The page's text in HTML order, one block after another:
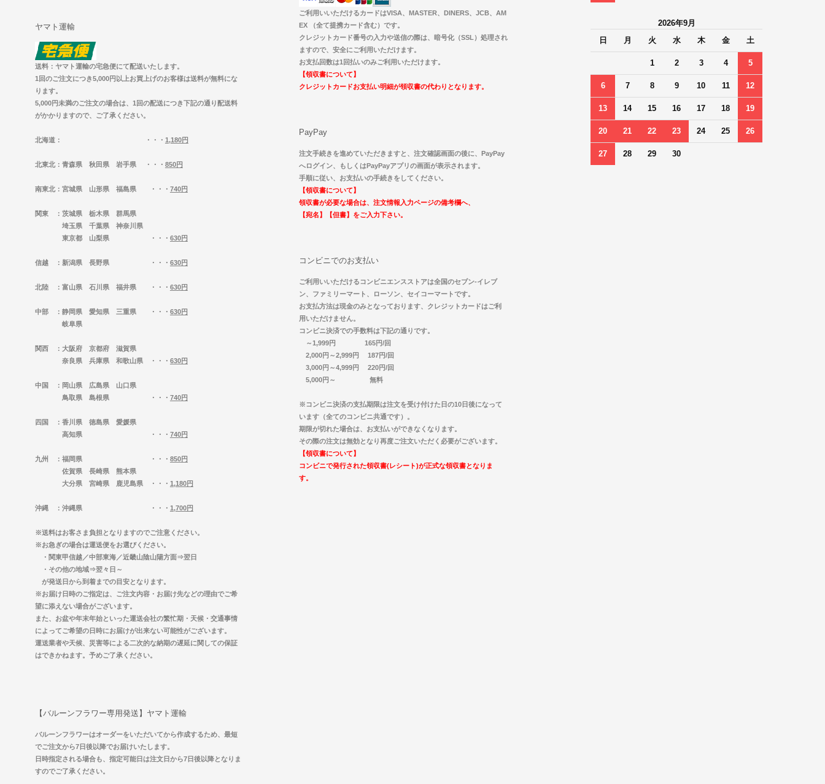
ヤマト運輸
送料：ヤマト運輸の宅急便にて配送いたします。
1回のご注文につき5,000円以上お買上げのお客様は送料が無料にな
ります。
5,000円未満のご注文の場合は、1回の配送につき下記の通り配送料
がかかりますので、ご了承ください。
北海道： ・・・ 1,180円
北東北：青森県 秋田県 岩手県 ・・・ 850円
南東北：宮城県 山形県 福島県 ・・・ 740円
関東：茨城県 栃木県 群馬県
埼玉県 千葉県 神奈川県
東京都 山梨県 ・・・ 630円
信越：新潟県 長野県 ・・・ 630円
北陸：富山県 石川県 福井県 ・・・ 630円
中部：静岡県 愛知県 三重県 ・・・ 630円
岐阜県
関西：大阪府 京都府 滋賀県
奈良県 兵庫県 和歌山県 ・・・ 630円
中国
：岡山県 広島県 山口県
鳥取県 島根県 ・・・ 740円
四国
：香川県 徳島県 愛媛県
高知県 ・・・ 740円
九州 ：福岡県 ・・・ 850円
佐賀県 長崎県 熊本県
大分県 宮崎県 鹿児島県 ・・・ 1,180円
沖縄：沖縄県 ・・・ 1,700円
※送料はお客さま負担となりますのでご注意ください。
※お急ぎの場合は運送便をお選びください。
・関東甲信越／中部東海／近畿山陰山陽方面⇒翌日
・その他の地域⇒翌々日～
が発送日から到着までの目安となります。
※お届け日時のご指定は、ご注文内容・お届け先などの理由でご希
望に添えない場合がございます。
また、お盆や年末年始といった運送会社の繁忙期・天候・交通事情
によってご希望の日時にお届けが出来ない可能性がございます。
運送業者や天候、災害等による二次的な納期の遅延に関しての保証
はできかねます。予めご了承ください。
【バルーンフラワー専用発送】ヤマト運輸
バルーンフラワーはオーダーをいただいてから作成するため、最短
でご注文から7日後以降でお届けいたします。
日時指定される場合も、指定可能日は注文日から7日後以降となりま
すのでご了承ください。
ご利用いいただけるカードはVISA、MASTER、DINERS、JCB、AM
EX （全て提携カード含む）です。
クレジットカード番号の入力や送信の際は、暗号化（SSL）処理され
ますので、安全にご利用いただけます。
お支払回数は1回払いのみご利用いただけます。
【領収書について】
クレジットカードお支払い明細が領収書の代わりとなります。
PayPay
注文手続きを進めていただきますと、注文確認画面の後に、PayPay
へログイン、もしくはPayPayアプリの画面が表示されます。
手順に従い、お支払いの手続きをしてください。
【領収書について】
領収書が必要な場合は、注文情報入力ページの備考欄へ、
【宛名】【但書】をご入力下さい。
コンビニでのお支払い
ご利用いいただけるコンビニエンスストアは全国のセブン-イレブ
ン、ファミリーマート、ローソン、セイコーマートです。
お支払方法は現金のみとなっております、クレジットカードはご利
用いただけません。
コンビニ決済での手数料は下記の通りです。
～1,999円 165円/回
2,000円～2,999円 187円/回
3,000円～4,999円 220円/回
5,000円～ 無料
※コンビニ決済の支払期限は注文を受け付けた日の10日後になって
います（全てのコンビニ共通です）。
期限が切れた場合は、お支払いができなくなります。
その際の注文は無効となり再度ご注文いただく必要がございます。
【領収書について】
コンビニで発行された領収書(レシート)が正式な領収書となりま
す。
2026年9月
日
月 火 水 木 金 土
1 2 3 4 5
6 7 8 9 10 11 12
13 14 15 16 17 18 19
20 21 22 23 24 25 26
27 28 29 30